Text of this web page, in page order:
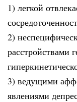
1) легкой
2)
расстройствами
3) ведущими
явлениями